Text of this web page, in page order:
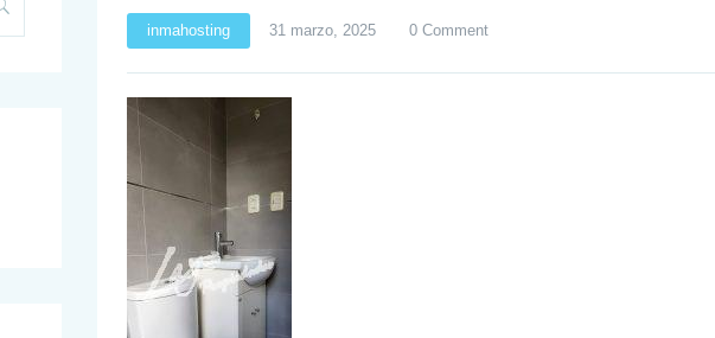
inmahosting 31 marzo, 2025 0 Comment